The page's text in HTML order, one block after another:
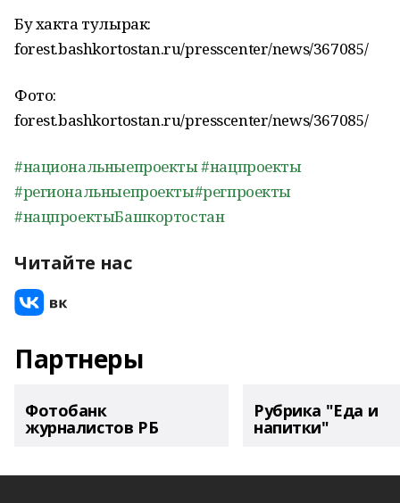
Бу хакта тулырак:
forest.bashkortostan.ru/presscenter/news/367085/
Фото:
forest.bashkortostan.ru/presscenter/news/367085/
#национальныепроекты#нацпроекты
#региональныепроекты#регпроекты
#нацпроектыБашкортостан
Читайте нас
Партнеры
Фотобанк
журналистов РБ
Рубрика "Еда и
напитки"